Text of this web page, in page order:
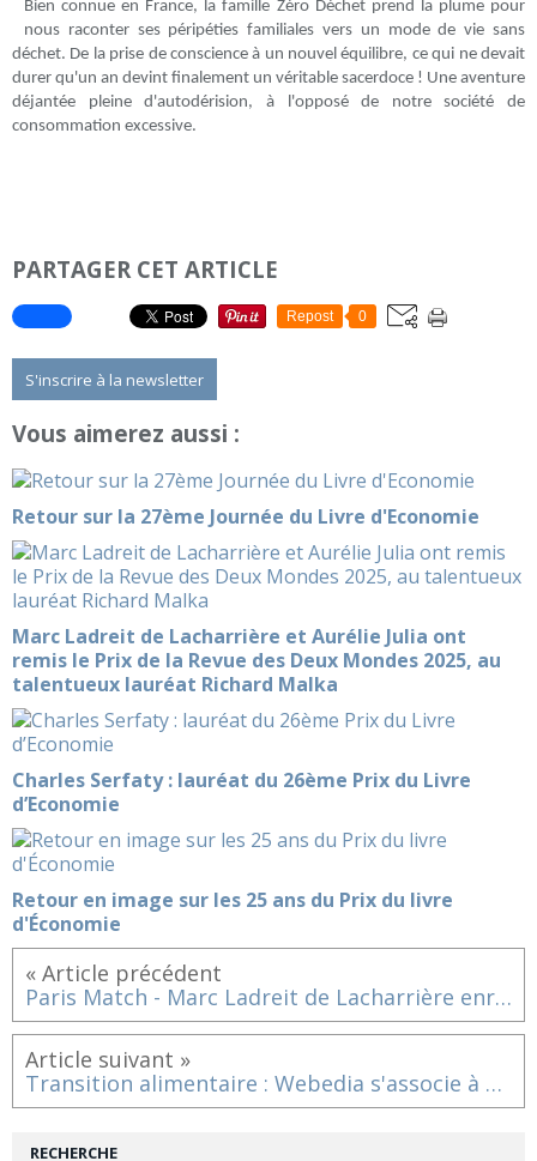
Bien connue en France, la famille Zéro Déchet prend la plume pour
nous raconter ses péripéties familiales vers un mode de vie sans
déchet. De la prise de conscience à un nouvel équilibre, ce qui ne devait
durer qu'un an devint finalement un véritable sacerdoce ! Une aventure
déjantée pleine d'autodérision, à l'opposé de notre société de
consommation excessive.
PARTAGER CET ARTICLE
Repost 0
S'inscrire à la newsletter
Vous aimerez aussi :
Retour sur la 27ème Journée du Livre d'Economie
Marc Ladreit de Lacharrière et Aurélie Julia ont
remis le Prix de la Revue des Deux Mondes 2025, au
talentueux lauréat Richard Malka
Charles Serfaty : lauréat du 26ème Prix du Livre
d’Economie
Retour en image sur les 25 ans du Prix du livre
d'Économie
« Article précédent
Paris Match - Marc Ladreit de Lacharrière enrichit le Quai Branly
Article suivant »
Transition alimentaire : Webedia s'associe à MiiMOSA pour lancer "Les Coups De Pousse" de 750G
RECHERCHE